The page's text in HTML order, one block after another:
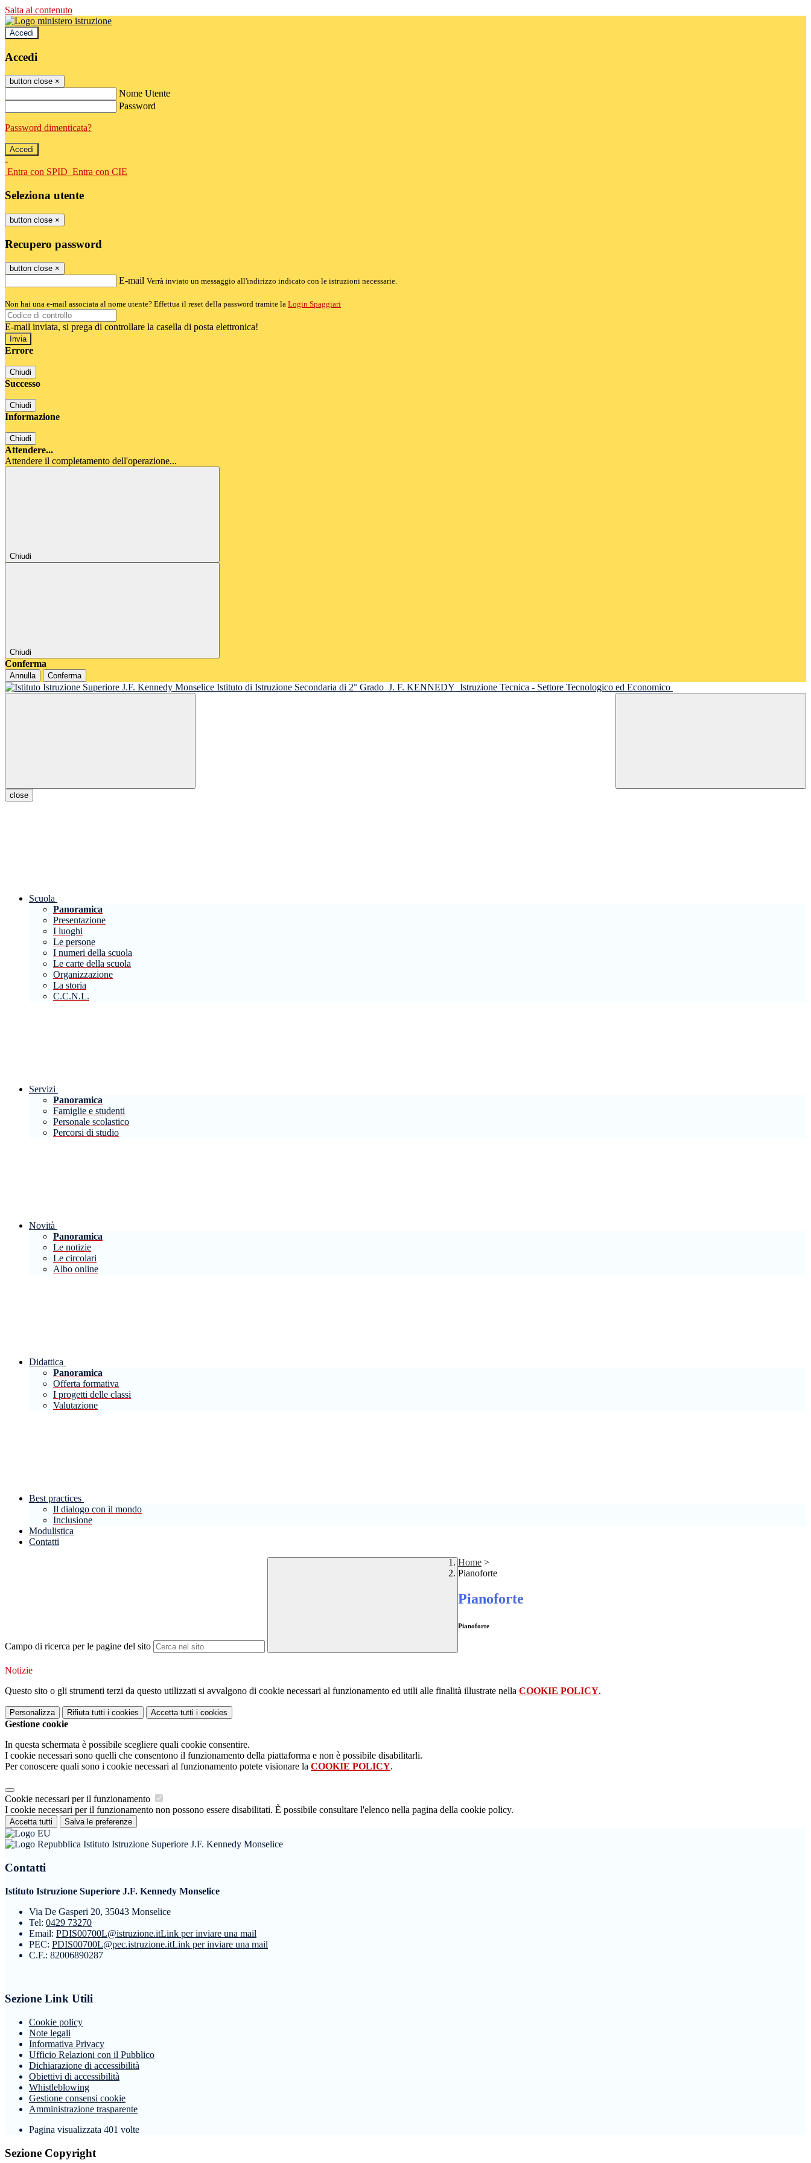
Salta al contenuto
Accedi
Accedi
button close ×
Nome Utente
Password
Password dimenticata?
-
Entra con SPID Entra con CIE
Seleziona utente
button close ×
Recupero password
button close ×
E-mail Verrà inviato un messaggio all'indirizzo indicato con le istruzioni necessarie.
Non hai una e-mail associata al nome utente? Effettua il reset della password tramite la Login Spaggiari
E-mail inviata, si prega di controllare la casella di posta elettronica!
Errore
Chiudi
Successo
Chiudi
Informazione
Chiudi
Attendere...
Attendere il completamento dell'operazione...
Chiudi
Chiudi
Conferma
Annulla Conferma
Istituto di Istruzione Secondaria di 2° Grado J. F. KENNEDY Istruzione Tecnica - Settore Tecnologico ed Economico
close
Scuola
Panoramica
Presentazione
I luoghi
Le persone
I numeri della scuola
Le carte della scuola
Organizzazione
La storia
C.C.N.L.
Servizi
Panoramica
Famiglie e studenti
Personale scolastico
Percorsi di studio
Novità
Panoramica
Le notizie
Le circolari
Albo online
Didattica
Panoramica
Offerta formativa
I progetti delle classi
Valutazione
Best practices
Il dialogo con il mondo
Inclusione
Modulistica
Contatti
Campo di ricerca per le pagine del sito
Home >
Pianoforte
Pianoforte
Pianoforte
Notizie
Questo sito o gli strumenti terzi da questo utilizzati si avvalgono di cookie necessari al funzionamento ed utili alle finalità illustrate nella COOKIE POLICY.
Personalizza Rifiuta tutti i cookies Accetta tutti i cookies
Gestione cookie
In questa schermata è possibile scegliere quali cookie consentire.
I cookie necessari sono quelli che consentono il funzionamento della piattaforma e non è possibile disabilitarli.
Per conoscere quali sono i cookie necessari al funzionamento potete visionare la COOKIE POLICY.
Cookie necessari per il funzionamento
I cookie necessari per il funzionamento non possono essere disabilitati. È possibile consultare l'elenco nella pagina della cookie policy.
Accetta tutti Salva le preferenze
Istituto Istruzione Superiore J.F. Kennedy Monselice
Contatti
Istituto Istruzione Superiore J.F. Kennedy Monselice
Via De Gasperi 20, 35043 Monselice
Tel: 0429 73270
Email: PDIS00700L@istruzione.itLink per inviare una mail
PEC: PDIS00700L@pec.istruzione.itLink per inviare una mail
C.F.: 82006890287
Sezione Link Utili
Cookie policy
Note legali
Informativa Privacy
Ufficio Relazioni con il Pubblico
Dichiarazione di accessibilità
Obiettivi di accessibilità
Whistleblowing
Gestione consensi cookie
Amministrazione trasparente
Pagina visualizzata 401 volte
Sezione Copyright